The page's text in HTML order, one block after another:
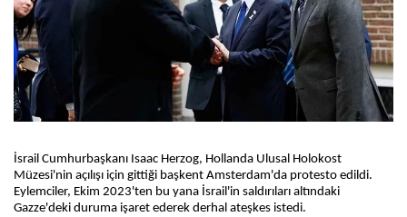
İsrail Cumhurbaşkanı Isaac Herzog, Hollanda Ulusal Holokost
Müzesi'nin açılışı için gittiği başkent Amsterdam'da protesto edildi.
Eylemciler, Ekim 2023'ten bu yana İsrail'in saldırıları altındaki
Gazze'deki duruma işaret ederek derhal ateşkes istedi.